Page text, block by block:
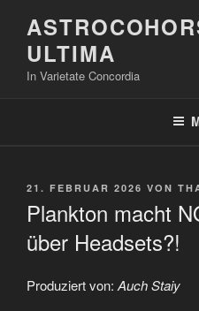
Inhalt
springenULTIMA
In Varietate Concordia
VERÖFFENTLICHT
21. FEBRUAR 2026 VON
Plankton macht
über Headsets?!
Produziert von:Auch Staiy